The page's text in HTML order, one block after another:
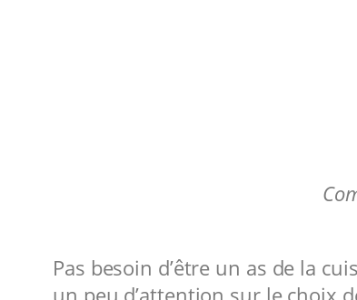
Pas besoin d’être un as de la